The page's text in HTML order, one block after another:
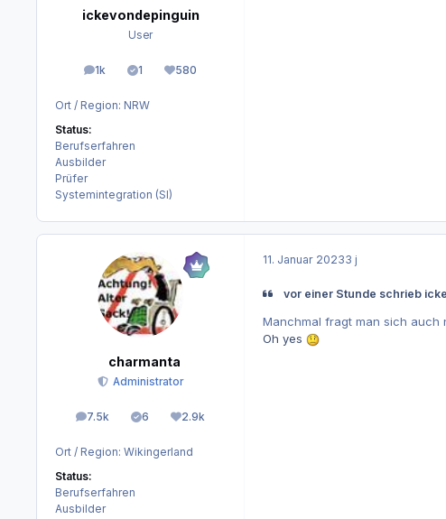
ickevondepinguin
User
1k
Beiträge1
Lösungen580
Reputation
Ort / Region: NRW
Status:
Berufserfahren
Ausbilder
Prüfer
Systemintegration (SI)
charmanta
Administrator
7.5k
Beiträge 6
Lösungen2.9k
Reputation
Ort / Region: Wikingerland
Status:
Berufserfahren
Ausbilder
11. Januar 20233 j
vor einer Stunde schrieb
Manchmal fragt man sich auch
Oh yes